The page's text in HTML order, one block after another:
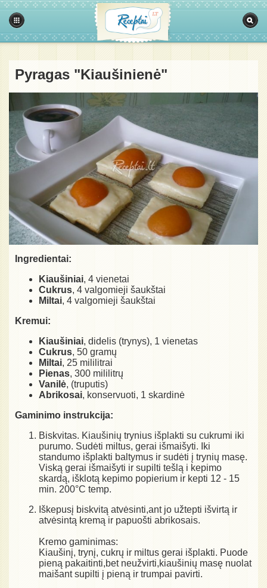
Pyragas "Kiaušinienė"
Ingredientai:
Kiaušiniai, 4 vienetai
Cukrus, 4 valgomieji šaukštai
Miltai, 4 valgomieji šaukštai
Kremui:
Kiaušiniai, didelis (trynys), 1 vienetas
Cukrus, 50 gramų
Miltai, 25 mililitrai
Pienas, 300 mililitrų
Vanilė, (truputis)
Abrikosai, konservuoti, 1 skardinė
Gaminimo instrukcija:
Biskvitas. Kiaušinių trynius išplakti su cukrumi iki
purumo. Sudėti miltus, gerai išmaišyti. Iki
standumo išplakti baltymus ir sudėti į trynių masę.
Viską gerai išmaišyti ir supilti tešlą i kepimo
skardą, išklotą kepimo popierium ir kepti 12 - 15
min. 200°C temp.
Iškepusį biskvitą atvėsinti,ant jo užtepti išvirtą ir
atvėsintą kremą ir papuošti abrikosais.
Kremo gaminimas:
Kiaušinį, trynį, cukrų ir miltus gerai išplakti. Puode
pieną pakaitinti,bet neužvirti,kiaušinių masę nuolat
maišant supilti į pieną ir trumpai pavirti.